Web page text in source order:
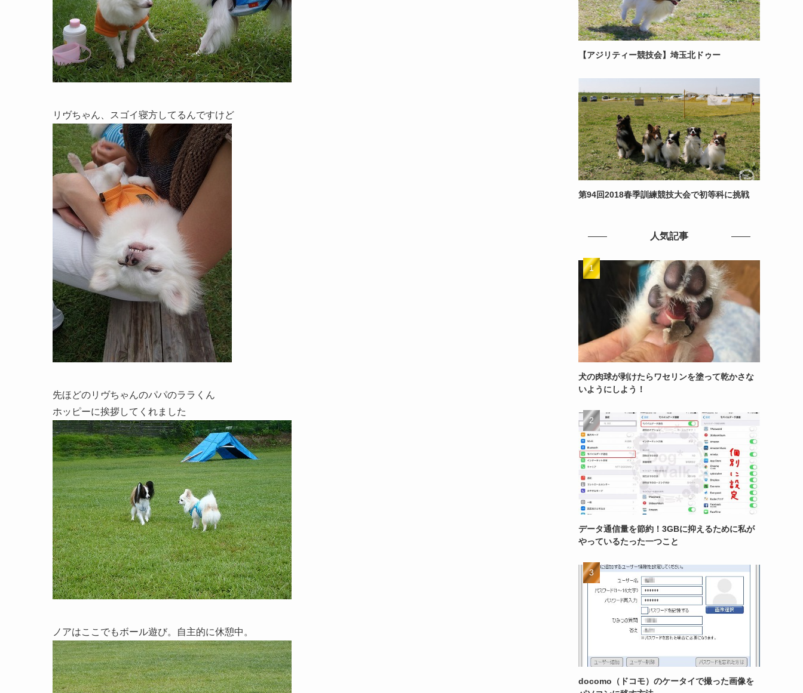
リヴちゃん、スゴイ寝方してるんですけど
先ほどのリヴちゃんのパパのララくん
ホッピーに挨拶してくれました
ノアはここでもボール遊び。自主的に休憩中。
【アジリティー競技会】埼玉北ドゥー
第94回2018春季訓練競技大会で初等科に挑戦
人気記事
犬の肉球が剥けたらワセリンを塗って乾かさな
いようにしよう！
データ通信量を節約！3GBに抑えるために私が
やっているたった一つこと
docomo（ドコモ）のケータイで撮った画像を